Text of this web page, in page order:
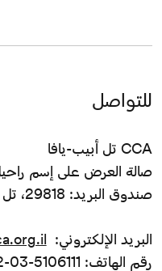
للتواصل
CCA تل أبيب-يافا
صالة العرض على إسم
صندوق البريد: 29818، تل أبيب-يافا، 6129702
البريد الإلكتروني:
رقم الهاتف: 5106111-03-972